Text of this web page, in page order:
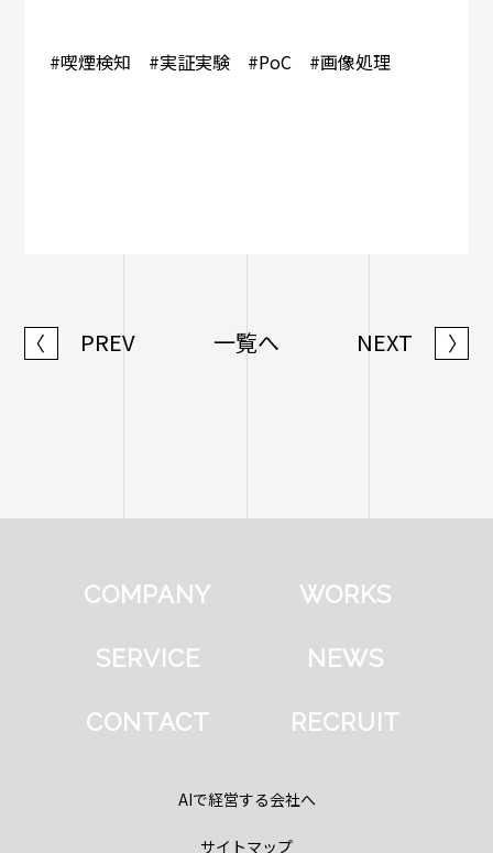
#喫煙検知 #実証実験 #PoC #画像処理
〈 PREV 一覧へ NEXT 〉
COMPANY WORKS
SERVICE NEWS
CONTACT RECRUIT
AIで経営する会社へ
サイトマップ